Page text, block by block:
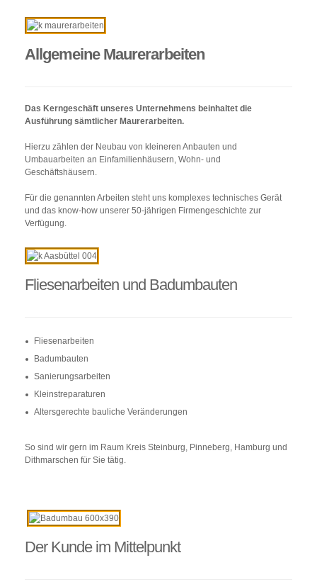
Allgemeine Maurerarbeiten
Das Kerngeschäft unseres Unternehmens beinhaltet die
Ausführung sämtlicher Maurerarbeiten.
Hierzu zählen der Neubau von kleineren Anbauten und
Umbauarbeiten an Einfamilienhäusern, Wohn- und
Geschäftshäusern.
Für die genannten Arbeiten steht uns komplexes technisches Gerät
und das know-how unserer 50-jährigen Firmengeschichte zur
Verfügung.
Fliesenarbeiten und Badumbauten
Fliesenarbeiten
Badumbauten
Sanierungsarbeiten
Kleinstreparaturen
Altersgerechte bauliche Veränderungen
So sind wir gern im Raum Kreis Steinburg, Pinneberg, Hamburg und
Dithmarschen für Sie tätig.
Der Kunde im Mittelpunkt